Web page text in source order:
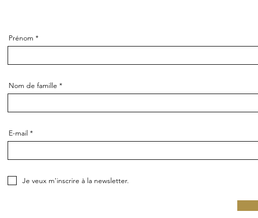
Prénom
Nom de famille
E-mail
Je veux m'inscrire à la newsletter.